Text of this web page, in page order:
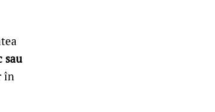
sau
în